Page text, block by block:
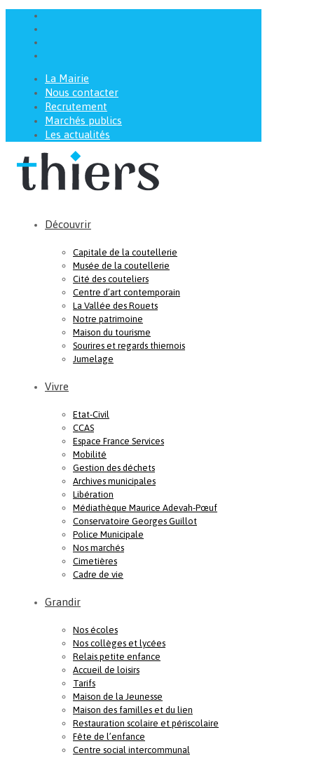
La Mairie
Nous contacter
Recrutement
Marchés publics
Les actualités
Découvrir
Capitale de la coutellerie
Musée de la coutellerie
Cité des couteliers
Centre d’art contemporain
La Vallée des Rouets
Notre patrimoine
Maison du tourisme
Sourires et regards thiernois
Jumelage
Vivre
Etat-Civil
CCAS
Espace France Services
Mobilité
Gestion des déchets
Archives municipales
Libération
Médiathèque Maurice Adevah-Pœuf
Conservatoire Georges Guillot
Police Municipale
Nos marchés
Cimetières
Cadre de vie
Grandir
Nos écoles
Nos collèges et lycées
Relais petite enfance
Accueil de loisirs
Tarifs
Maison de la Jeunesse
Maison des familles et du lien
Restauration scolaire et périscolaire
Fête de l’enfance
Centre social intercommunal